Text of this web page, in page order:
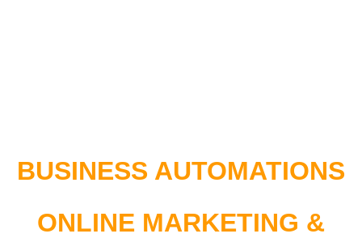
BUSINESS AUTOMATIONS
ONLINE MARKETING &